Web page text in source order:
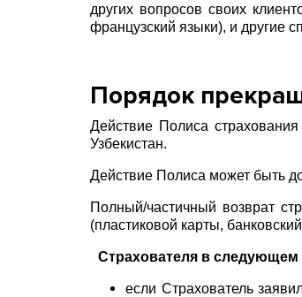
других вопросов своих
французский языки), и другие
Порядок
Действие Полиса
Узбекистан.
Действие Полиса может быть
Полный/частичный возврат
(пластиковой карты,
Страхователя в следующем
если Страхователь